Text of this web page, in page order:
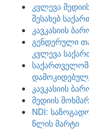
კვლევა
შესახებ
კავკასიის
გენდერული
კვლევა
კავკასიის
მედიის
NDI:
წლის მარტი